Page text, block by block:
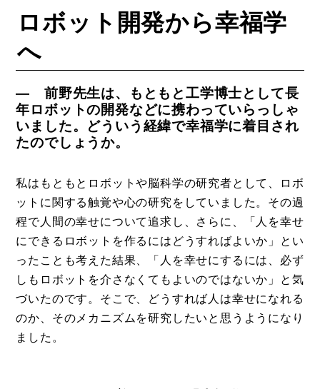
コラム
事例
トピックス
Photos
運営会社
ロボット開発から幸福学
へ
― 前野先生は、もともと工学博士として長
年ロボットの開発などに携わっていらっしゃ
いました。どういう経緯で幸福学に着目され
たのでしょうか。
私はもともとロボットや脳科学の研究者として、ロボ
ットに関する触覚や心の研究をしていました。その過
程で人間の幸せについて追求し、さらに、「人を幸せ
にできるロボットを作るにはどうすればよいか」とい
ったことも考えた結果、「人を幸せにするには、必ず
しもロボットを介さなくてもよいのではないか」と気
づいたのです。そこで、どうすれば人は幸せになれる
のか、そのメカニズムを研究したいと思うようになり
ました。